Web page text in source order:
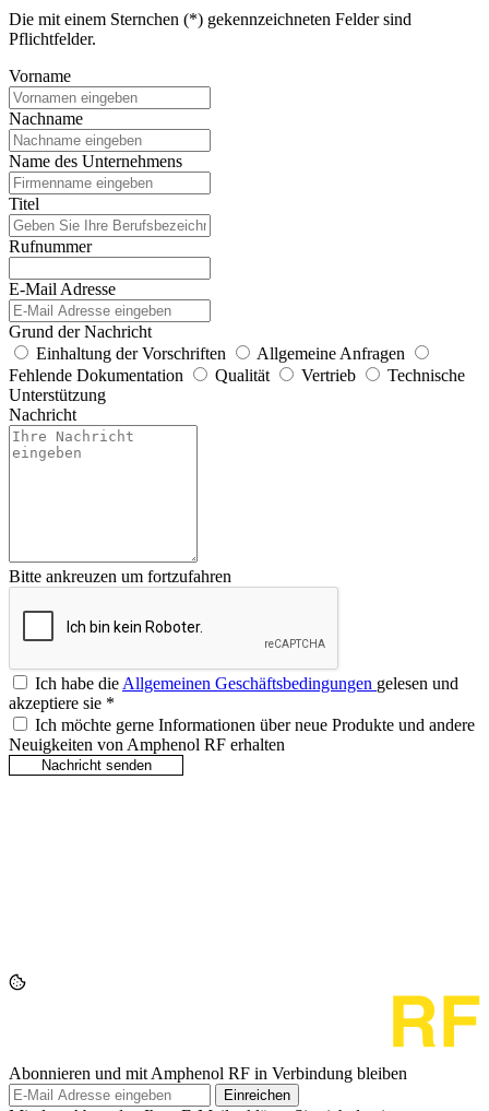
Die mit einem Sternchen (*) gekennzeichneten Felder sind
Pflichtfelder.
Vorname
Nachname
Name des Unternehmens
Titel
Rufnummer
E-Mail Adresse
Grund der Nachricht
Einhaltung der Vorschriften
Allgemeine Anfragen
Fehlende Dokumentation
Qualität Vertrieb
Technische
Unterstützung
Nachricht
Bitte ankreuzen um fortzufahren
Ich habe dieAllgemeinen Geschäftsbedingungen gelesen und
akzeptiere sie *
Ich möchte gerne Informationen über neue Produkte und andere
Neuigkeiten von Amphenol RF erhalten
Abonnieren und mit Amphenol RF in Verbindung bleiben
Einreichen